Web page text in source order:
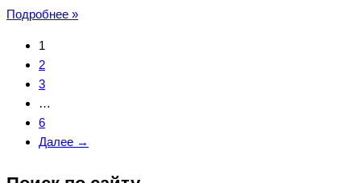
Подробнее »Достопримечательности
1
2
3
…
6
Далее →